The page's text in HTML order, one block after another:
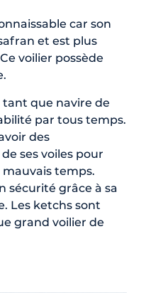
car son
et est plus
voilier possède
tant que navire de
par tous temps.
des
ses voiles pour
temps.
sécurité grâce à sa
Les ketchs sont
grand voilier de